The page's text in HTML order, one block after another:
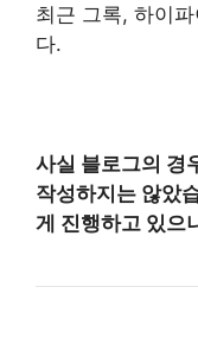
최근 그록, 하이
다.
사실 블로그의 경
작성하지는 않았
게 진행하고 있으